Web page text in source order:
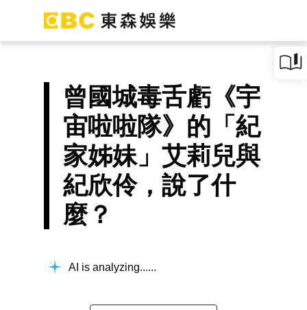
曾國城毒舌虧《宇
宙啦啦隊》的「紀
家姊妹」艾莉兒與
紀欣伶，說了什
麼？
AI is analyzing...